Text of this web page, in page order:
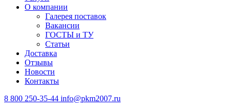
О компании
Галерея поставок
Вакансии
ГОСТЫ и ТУ
Статьи
Доставка
Отзывы
Новости
Контакты
8 800 250-35-44 info@pkm2007.ru